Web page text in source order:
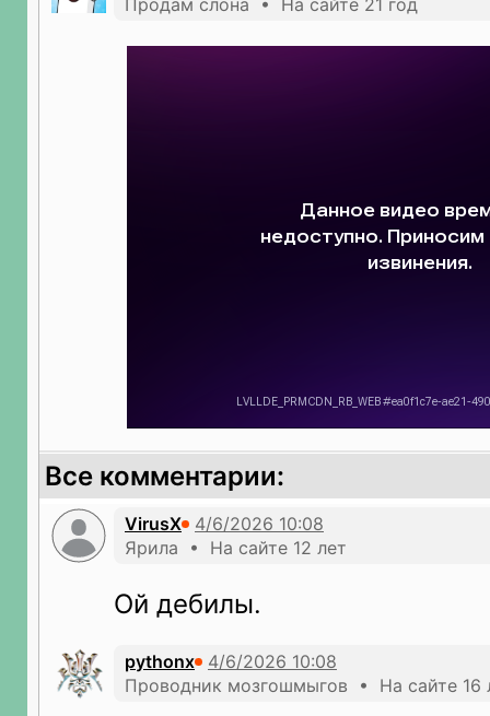
Продам слона • На сайте 21 год
Все комментарии:
VirusX
Ярила • На сайте 12 лет
Ой дебилы.
pythonx
Проводник мозгошмыгов • На сайте 16